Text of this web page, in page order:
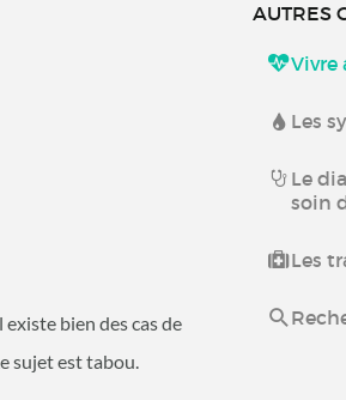
bien des cas de
sujet est tabou.
AUTRES
Vivre
Les
Le
soin
Les